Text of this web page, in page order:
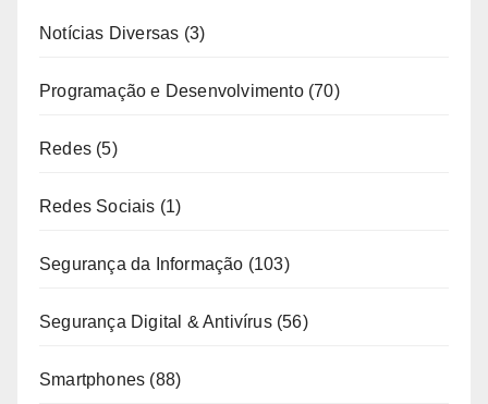
Notícias Diversas (3)
Programação e Desenvolvimento(70)
Redes (5)
Redes Sociais (1)
Segurança da Informação (103)
Segurança Digital & Antivírus(56)
Smartphones (88)